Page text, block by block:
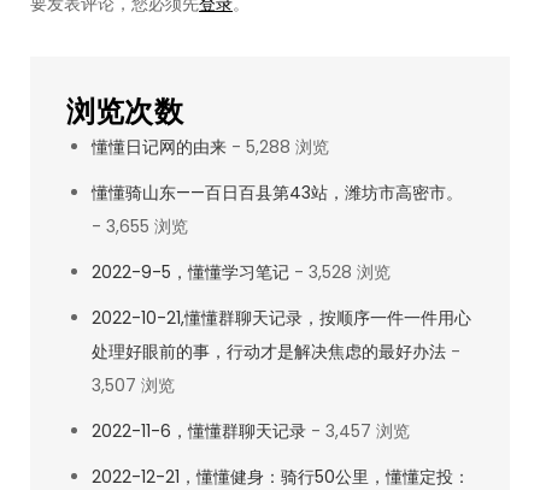
（2）
浏览次数
懂懂日记网的由来 - 5,288 浏览
懂懂骑山东——百日百县第43站，潍坊市高密市。
- 3,655 浏览
2022-9-5，懂懂学习笔记 - 3,528 浏览
2022-10-21,懂懂群聊天记录，按顺序一件一件用心
处理好眼前的事，行动才是解决焦虑的最好办法 -
3,507 浏览
2022-11-6，懂懂群聊天记录 - 3,457 浏览
2022-12-21，懂懂健身：骑行50公里，懂懂定投：